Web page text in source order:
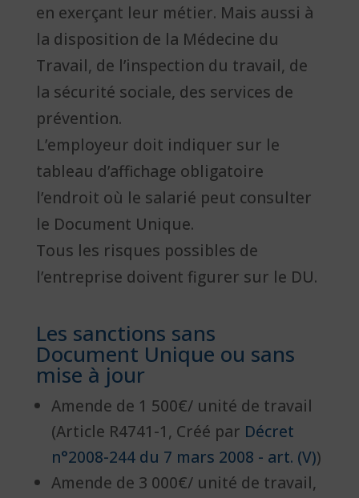
en exerçant leur métier. Mais aussi à
la disposition de la Médecine du
Travail, de l’inspection du travail, de
la sécurité sociale, des services de
prévention.
L’employeur doit indiquer sur le
tableau d’affichage obligatoire
l’endroit où le salarié peut consulter
le Document Unique.
Tous les risques possibles de
l’entreprise doivent figurer sur le DU.
Les sanctions sans
Document Unique ou sans
mise à jour
Amende de 1 500€/ unité de travail
(Article R4741-1, Créé par Décret
n°2008-244 du 7 mars 2008 - art. (V))
Amende de 3 000€/ unité de travail,